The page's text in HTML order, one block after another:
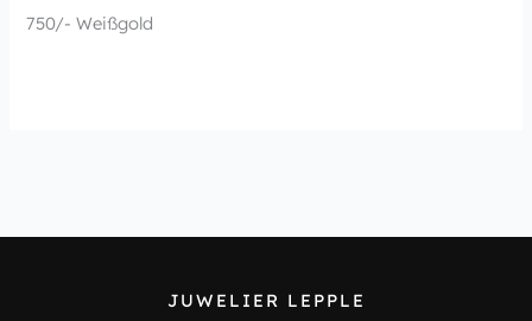
750/- Weißgold
JUWELIER LEPPLE